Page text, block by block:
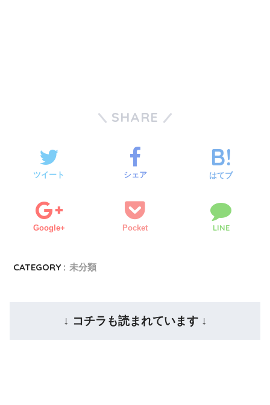
SHARE
ツイート シェア はてブ
Google+ Pocket LINE
CATEGORY : 未分類
↓ コチラも読まれています ↓